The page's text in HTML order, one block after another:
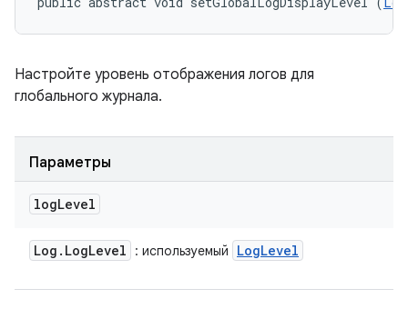
Настройте уровень отображения логов для
глобального журнала.
Параметры
logLevel
Log . LogLevel : используемый LogLevel